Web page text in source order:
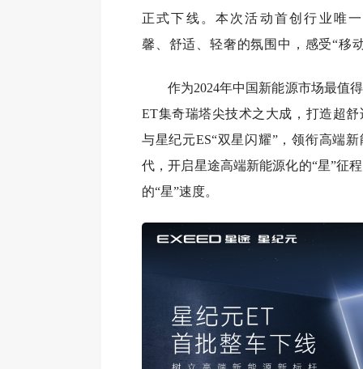
正式下线。本次活动首创行业唯
馨、舒适、轻奢的氛围中， 感受“移
作为2024年中国新能源市场最值
ET集奇瑞塔尖技术之大成，打造超
与星纪元ES“双星闪耀”，领衔高端
代，开启星途高端新能源化的“星”征
的“星”速度。